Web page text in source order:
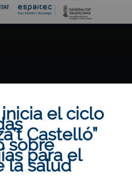
el ciclo
Castelló”
sobre
para el
la salud